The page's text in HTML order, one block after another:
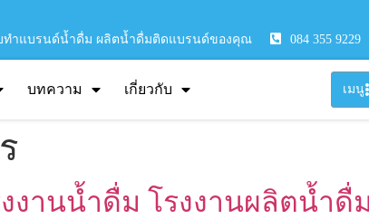
ทำแบรนด์น้ำดื่ม ผลิตน้ำดื่มติดแบรนด์ของคุณ 084 355 9229
บทความ เกี่ยวกับ เมนู
านน้ำดื่ม โรงงานผลิตน้ำดื่ม